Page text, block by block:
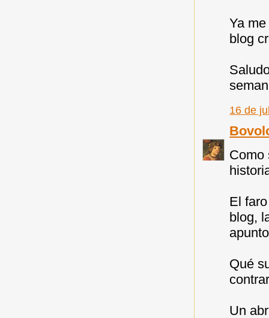
Ya
blog
16 de
Como
El
blog,
Qué
Un